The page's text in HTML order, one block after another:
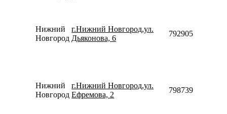
Нижний
Новгород
г.Нижний Новгород,ул.
Дьяконова, 6
79290532445
Нижний
Новгород
г.Нижний Новгород,ул.
Ефремова, 2
79873938213